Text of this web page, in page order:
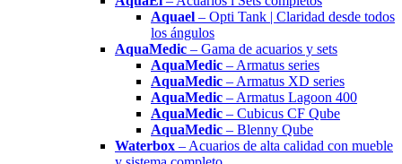
Aquael – Opti Tank | Claridad desde todos
los ángulos
AquaMedic – Gama de acuarios y sets
AquaMedic – Armatus series
AquaMedic – Armatus XD series
AquaMedic – Armatus Lagoon 400
AquaMedic – Cubicus CF Qube
AquaMedic – Blenny Qube
Waterbox – Acuarios de alta calidad con mueble